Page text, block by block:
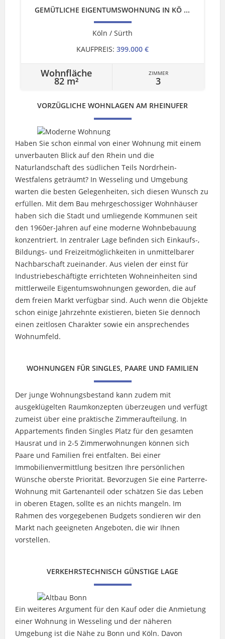
GEMÜTLICHE EIGENTUMSWOHNUNG IN KÖ ...
Köln / Sürth
KAUFPREIS: 399.000 €
Wohnfläche
82 m²
ZIMMER
3
VORZÜGLICHE WOHNLAGEN AM RHEINUFER
Haben Sie schon einmal von einer Wohnung mit einem
unverbauten Blick auf den Rhein und die
Naturlandschaft des südlichen Teils Nordrhein-
Westfalens geträumt? In Wesseling und Umgebung
warten die besten Gelegenheiten, sich diesen Wunsch zu
erfüllen. Mit dem Bau mehrgeschossiger Wohnhäuser
haben sich die Stadt und umliegende Kommunen seit
den 1960er-Jahren auf eine moderne Wohnbebauung
konzentriert. In zentraler Lage befinden sich Einkaufs-,
Bildungs- und Freizeitmöglichkeiten in unmittelbarer
Nachbarschaft zueinander. Aus vielen der einst für
Industriebeschäftigte errichteten Wohneinheiten sind
mittlerweile Eigentumswohnungen geworden, die auf
dem freien Markt verfügbar sind. Auch wenn die Objekte
schon einige Jahrzehnte existieren, bieten Sie dennoch
einen zeitlosen Charakter sowie ein ansprechendes
Wohnumfeld.
WOHNUNGEN FÜR SINGLES, PAARE UND FAMILIEN
Der junge Wohnungsbestand kann zudem mit
ausgeklügelten Raumkonzepten überzeugen und verfügt
zumeist über eine praktische Zimmeraufteilung. In
Appartements finden Singles Platz für den gesamten
Hausrat und in 2-5 Zimmerwohnungen können sich
Paare und Familien frei entfalten. Bei einer
Immobilienvermittlung besitzen Ihre persönlichen
Wünsche oberste Priorität. Bevorzugen Sie eine Parterre-
Wohnung mit Gartenanteil oder schätzen Sie das Leben
in oberen Etagen, sollte es an nichts mangeln. Im
Rahmen des vorgegebenen Budgets sondieren wir den
Markt nach geeigneten Angeboten, die wir Ihnen
vorstellen.
VERKEHRSTECHNISCH GÜNSTIGE LAGE
Ein weiteres Argument für den Kauf oder die Anmietung
einer Wohnung in Wesseling und der näheren
Umgebung ist die Nähe zu Bonn und Köln. Davon